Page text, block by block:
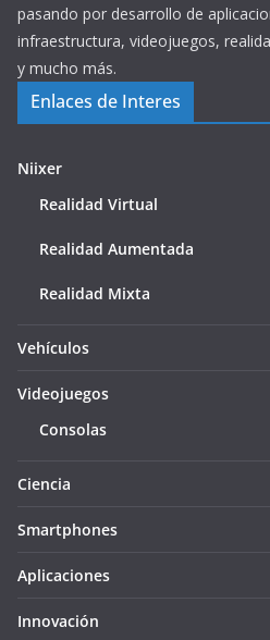
pasando por desarrollo de
infraestructura, videojuegos,
y mucho más.
Enlaces de Interes
Niixer
Realidad Virtual
Realidad Aumentada
Realidad Mixta
Vehículos
Videojuegos
Consolas
Ciencia
Smartphones
Aplicaciones
Innovación